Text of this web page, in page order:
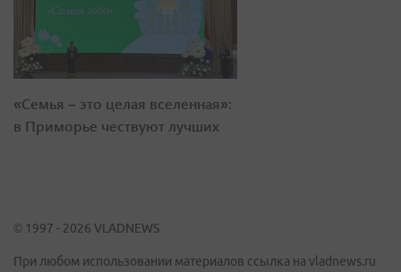
«Семья – это целая вселенная»:
в Приморье чествуют лучших
© 1997 - 2026 VLADNEWS
При любом использовании материалов ссылка на vladnews.ru